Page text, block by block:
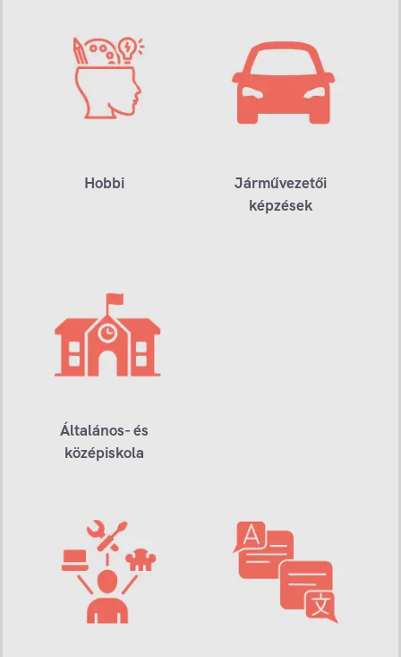
Hobbi
Járművezetői
képzések
Általános- és
középiskola